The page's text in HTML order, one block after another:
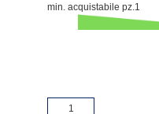
min. acquistabile pz.1